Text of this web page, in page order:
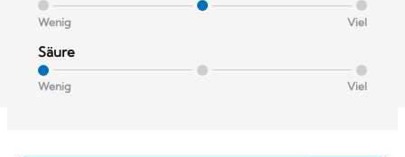
Wenig Viel
Säure
Wenig Viel